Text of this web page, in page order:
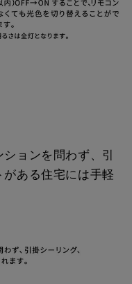
ョンを問わず、引
ある住宅には手軽